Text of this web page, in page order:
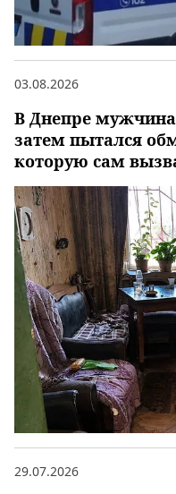
В Днепре
затем пытался
которую сам
03.08.2026
29.07.2026